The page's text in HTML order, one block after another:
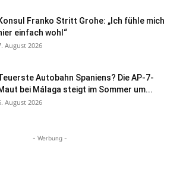
Franko Stritt Grohe: „Ich fühle mich
einfach wohl“
August 2026
Autobahn Spaniens? Die AP-7-
bei Málaga steigt im Sommer um...
August 2026
- Werbung -